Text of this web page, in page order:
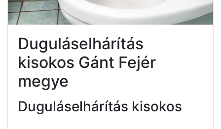
Duguláselhárítás
kisokos Gánt Fejér
megye
Duguláselhárítás kisokos